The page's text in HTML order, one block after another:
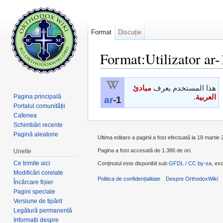
Format:Utilizator ar-
ar-1
هذا المستخدم يعرفمبادئ
العربية.
Format Discuție
Pagina principală
Portalul comunității
Cafenea
Schimbări recente
Pagină aleatorie
Unelte
Ce trimite aici
Modificări corelate
Încărcare fișier
Pagini speciale
Versiune de tipărit
Legătură permanentă
Informații despre
Ultima editare a paginii a fost efectuată la 18 martie
Pagina a fost accesată de 1.386 de ori.
Conținutul este disponibil sub GFDL / CC by-sa,
Politica de confidențialitate Despre OrthodoxWiki